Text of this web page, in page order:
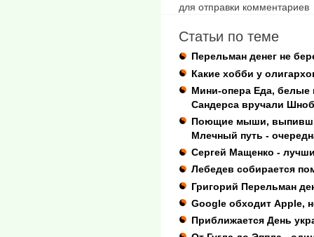
для отправки комментариев
Статьи по теме
Перельман денег не
Какие хобби у
Мини-опера Еда, белые
Сандерса вручали
Поющие мыши,
Млечный путь -
Сергей Мащенко -
Лебедев собирается
Григорий Перельман
Google обходит Apple,
Приближается День